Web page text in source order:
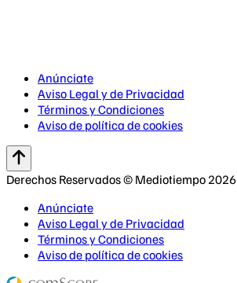
Anúnciate
Aviso Legal y de Privacidad
Términos y Condiciones
Aviso de política de cookies
Derechos Reservados © Mediotiempo 2026
Anúnciate
Aviso Legal y de Privacidad
Términos y Condiciones
Aviso de política de cookies